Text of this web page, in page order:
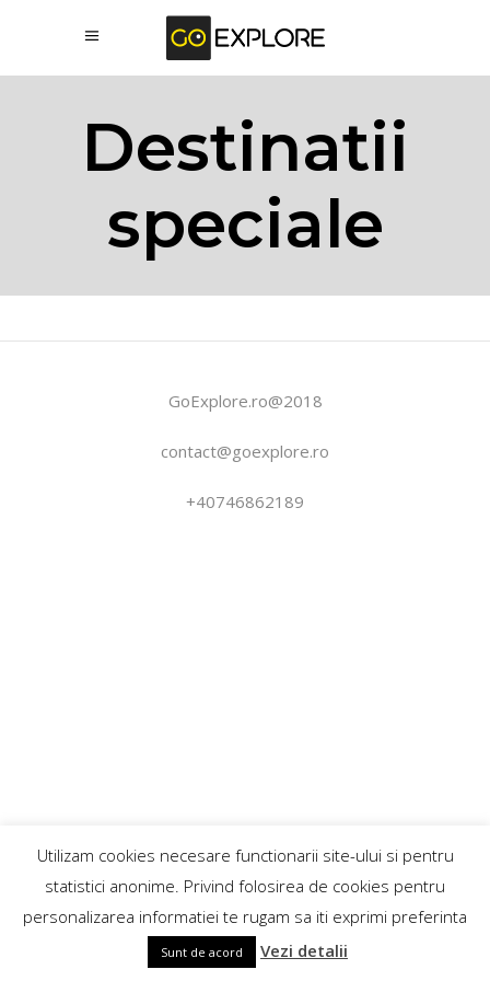
Destinatii
speciale
GoExplore.ro@2018
contact@goexplore.ro
+40746862189
Utilizam cookies necesare functionarii site-ului si pentru
statistici anonime. Privind folosirea de cookies pentru
personalizarea informatiei te rugam sa iti exprimi preferinta
Sunt de acord Vezi detalii